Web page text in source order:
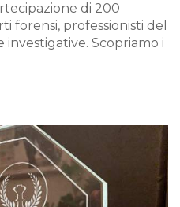
di 200
forensi, professionisti del
investigative. Scopriamo i